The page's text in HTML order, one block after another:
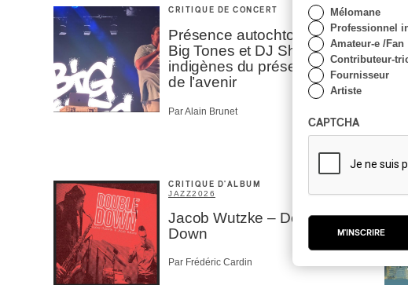
CRITIQUE DE CONCERT
Présence autochtone |
Big Tones et DJ Shub,
indigènes du présent et
de l’avenir
Par Alain Brunet
CRITIQUE D'ALBUM
JAZZ2026
Jacob Wutzke – Double
Down
Par Frédéric Cardin
Mélomane
Professionnel
Amateur-e /Fan
Contributeur-
Fournisseur
Artiste
CAPTCHA
M'INSCRIRE